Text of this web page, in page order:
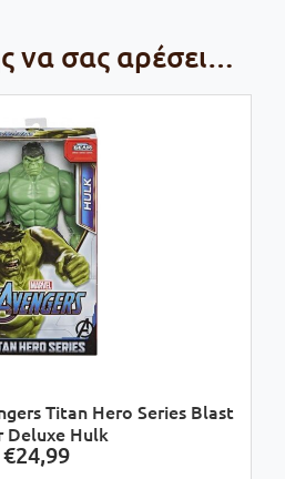
να σας αρέσει…
Titan Hero Series Blast
Deluxe Hulk
€24,99